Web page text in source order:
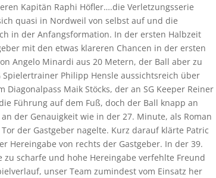
Kapitän Raphi Höfler….die Verletzungsserie
quasi in Nordweil von selbst auf und die
in der Anfangsformation. In der ersten Halbzeit
mit den etwas klareren Chancen in der ersten
Angelo Minardi aus 20 Metern, der Ball aber zu
Spielertrainer Philipp Hensle aussichtsreich über
Maik Stöcks, der an SG Keeper Reiner
Führung auf dem Fuß, doch der Ball knapp an
der Genauigkeit wie in der 27. Minute, als Roman
der Gastgeber nagelte. Kurz darauf klärte Patric
Hereingabe von rechts der Gastgeber. In der 39.
scharfe und hohe Hereingabe verfehlte Freund
unser Team zumindest vom Einsatz her